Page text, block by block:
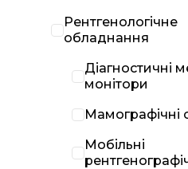
Рентгенологічне
обладнання
Діагностичні
монітори
Мамографічні
Мобільні